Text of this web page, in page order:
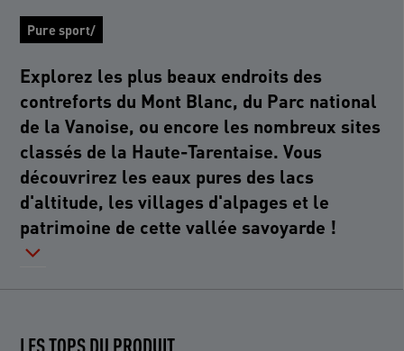
Pure sport/
Explorez les plus beaux endroits des
contreforts du Mont Blanc, du Parc national
de la Vanoise, ou encore les nombreux sites
classés de la Haute-Tarentaise. Vous
découvrirez les eaux pures des lacs
d'altitude, les villages d'alpages et le
patrimoine de cette vallée savoyarde !
LES TOPS DU PRODUIT